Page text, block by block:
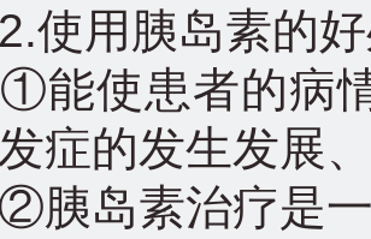
用胰岛素的好
患者的病情
症的发生发展
岛素治疗是一